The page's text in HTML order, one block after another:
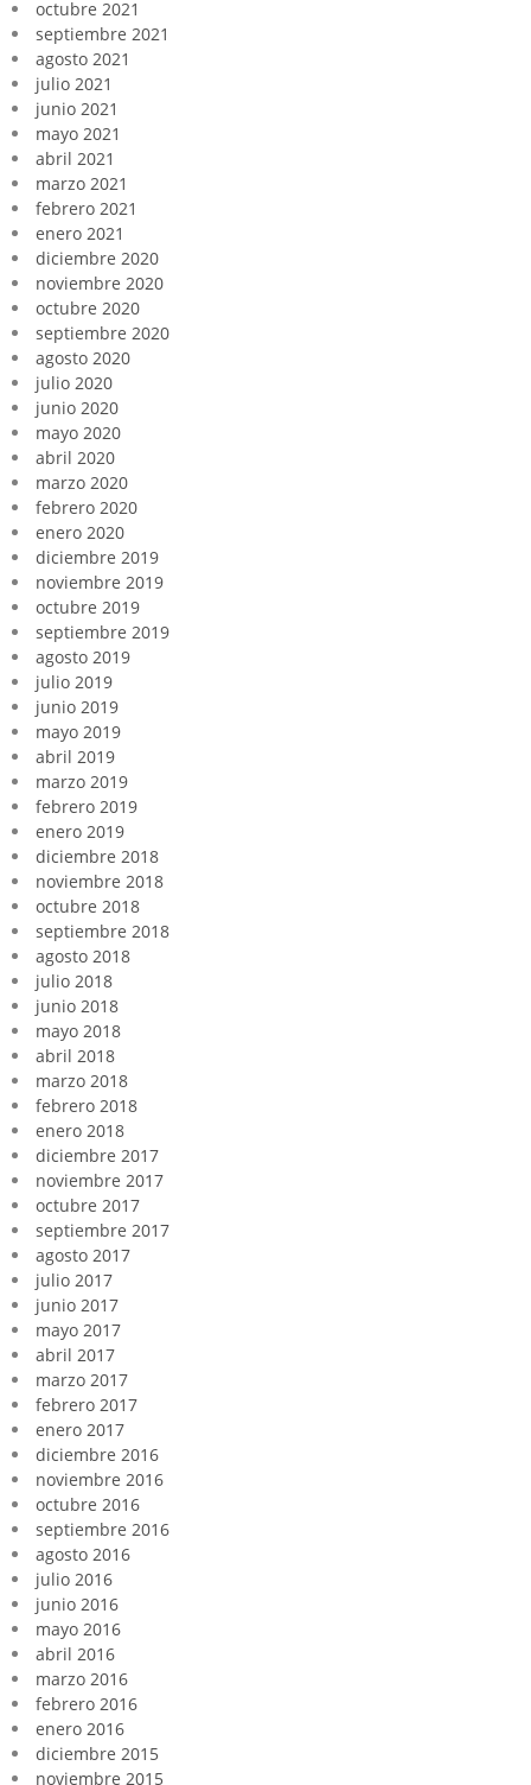
octubre 2021
septiembre 2021
agosto 2021
julio 2021
junio 2021
mayo 2021
abril 2021
marzo 2021
febrero 2021
enero 2021
diciembre 2020
noviembre 2020
octubre 2020
septiembre 2020
agosto 2020
julio 2020
junio 2020
mayo 2020
abril 2020
marzo 2020
febrero 2020
enero 2020
diciembre 2019
noviembre 2019
octubre 2019
septiembre 2019
agosto 2019
julio 2019
junio 2019
mayo 2019
abril 2019
marzo 2019
febrero 2019
enero 2019
diciembre 2018
noviembre 2018
octubre 2018
septiembre 2018
agosto 2018
julio 2018
junio 2018
mayo 2018
abril 2018
marzo 2018
febrero 2018
enero 2018
diciembre 2017
noviembre 2017
octubre 2017
septiembre 2017
agosto 2017
julio 2017
junio 2017
mayo 2017
abril 2017
marzo 2017
febrero 2017
enero 2017
diciembre 2016
noviembre 2016
octubre 2016
septiembre 2016
agosto 2016
julio 2016
junio 2016
mayo 2016
abril 2016
marzo 2016
febrero 2016
enero 2016
diciembre 2015
noviembre 2015